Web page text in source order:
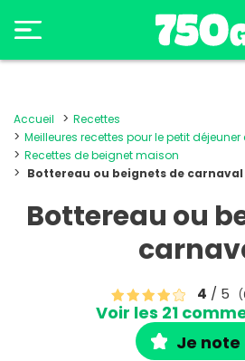
Accueil
Recettes
Meilleures recettes pour le petit déjeuner
Recettes de beignet maison
Bottereau ou beignets de carnaval
Bottereau ou
4 / 5
Voir les 21
Je note